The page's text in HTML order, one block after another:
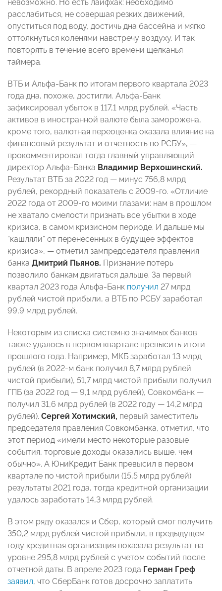
невозможно. Но есть лайфхак: необходимо
расслабиться, не совершая резких движений,
опуститься под воду, достичь дна бассейна и мягко
оттолкнуться коленями навстречу воздуху. И так
повторять в течение всего времени щелканья
таймера.
ВТБ и Альфа-Банк по итогам первого квартала 2023
года дна, похоже, достигли. Альфа-Банк
зафиксировал убыток в 117,1 млрд рублей. «Часть
активов в иностранной валюте была заморожена,
кроме того, валютная переоценка оказала влияние на
финансовый результат и отчетность по РСБУ», —
прокомментировал тогда главный управляющий
директор Альфа-Банка Владимир Верхошинский.
Результат ВТБ за 2022 год — минус 756,8 млрд
рублей, рекордный показатель с 2009-го. «Отличие
2022 года от 2009-го моими глазами: нам в прошлом
не хватало смелости признать все убытки в ходе
кризиса, в самом кризисном периоде. И дальше мы
“кашляли” от перенесенных в будущее эффектов
кризиса», — отметил зампредседателя правления
банка Дмитрий Пьянов. Признание потерь
позволило банкам двигаться дальше. За первый
квартал 2023 года Альфа-Банк получил 27 млрд
рублей чистой прибыли, а ВТБ по РСБУ заработал
99,9 млрд рублей.
Некоторым из списка системно значимых банков
также удалось в первом квартале превысить итоги
прошлого года. Например, МКБ заработал 13 млрд
рублей (в 2022-м банк получил 8,7 млрд рублей
чистой прибыли), 51,7 млрд чистой прибыли получил
ГПБ (за 2022 год — 9,1 млрд рублей), Совкомбанк —
получил 31,6 млрд рублей (в 2022 году — 14,2 млрд
рублей). Сергей Хотимский, первый заместитель
председателя правления Совкомбанка, отметил, что
этот период «имели место некоторые разовые
события, торговые доходы оказались выше, чем
обычно». А ЮниКредит Банк превысил в первом
квартале по чистой прибыли (15,5 млрд рублей)
результаты 2021 года, тогда кредитной организации
удалось заработать 14,3 млрд рублей.
В этом ряду оказался и Сбер, который смог получить
350,2 млрд рублей чистой прибыли, в предыдущем
году кредитная организация показала результат на
уровне 295,8 млрд рублей с учетом событий после
отчетной даты. В апреле 2023 года Герман Греф
заявил, что СберБанк готов досрочно заплатить